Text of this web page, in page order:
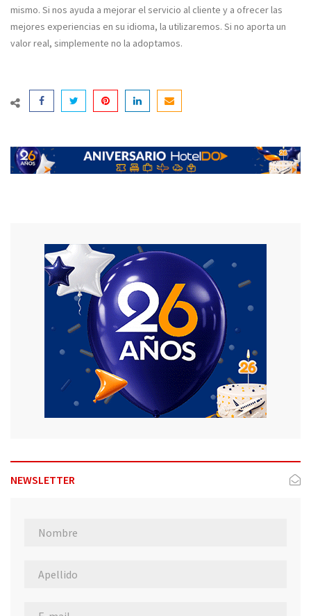
mismo. Si nos ayuda a mejorar el servicio al cliente y a ofrecer las
mejores experiencias en su idioma, la utilizaremos. Si no aporta un
valor real, simplemente no la adoptamos.
NEWSLETTER